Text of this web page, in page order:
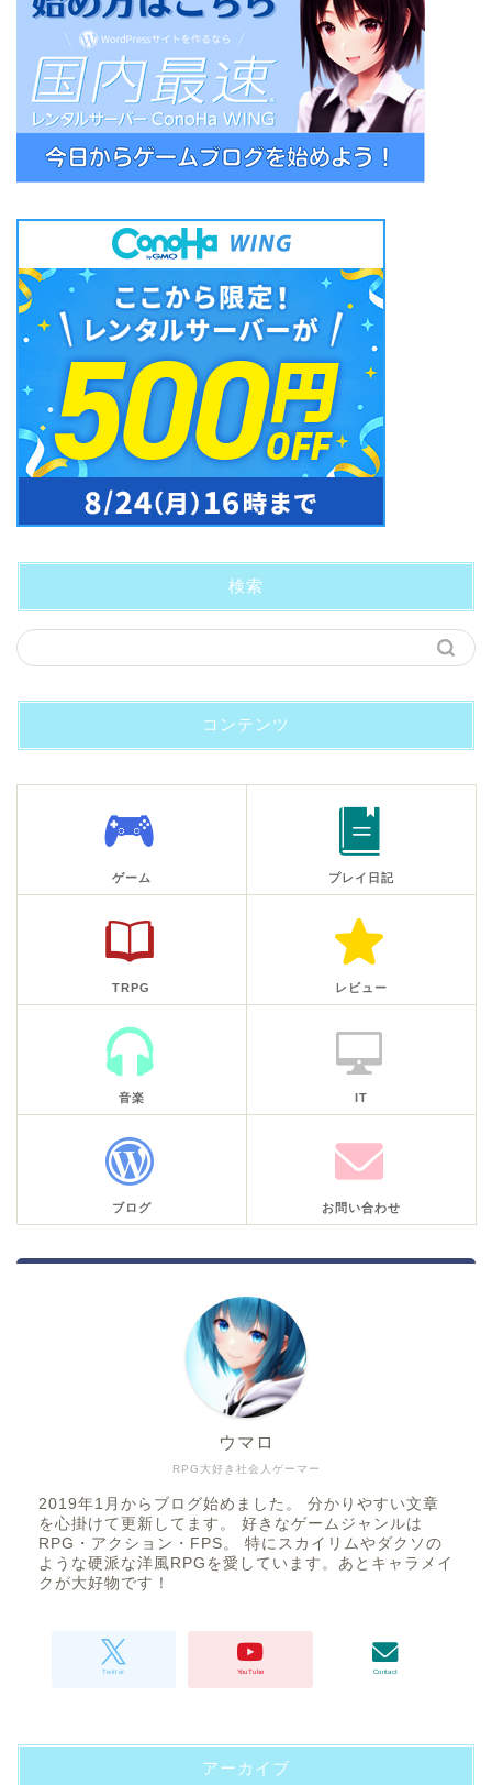
検索
コンテンツ
ゲーム プレイ日記
TRPG レビュー
音楽 IT
ブログ お問い合わせ
RPG大好き社会人ゲーマー
ウマロ
2019年1月からブログ始めました。 分かりやすい文章
を心掛けて更新してます。 好きなゲームジャンルは
RPG・アクション・FPS。 特にスカイリムやダクソの
ような硬派な洋風RPGを愛しています。あとキャラメイ
クが大好物です！
アーカイブ